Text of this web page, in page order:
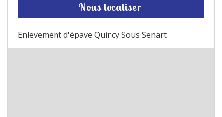
Nous localiser
Enlevement d'épave Quincy Sous Senart